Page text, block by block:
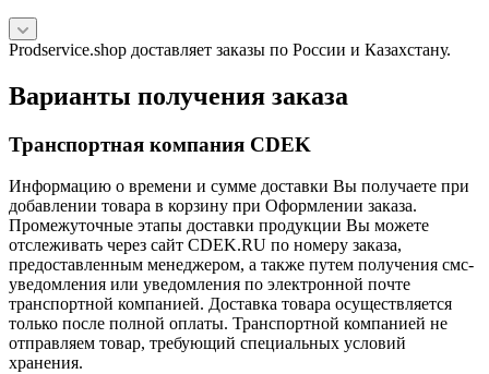
Prodservice.shop доставляет заказы по России и Казахстану.
Варианты получения заказа
Транспортная компания CDEK
Информацию о времени и сумме доставки Вы получаете при
добавлении товара в корзину при Оформлении заказа.
Промежуточные этапы доставки продукции Вы можете
отслеживать через сайт CDEK.RU по номеру заказа,
предоставленным менеджером, а также путем получения смс-
уведомления или уведомления по электронной почте
транспортной компанией. Доставка товара осуществляется
только после полной оплаты. Транспортной компанией не
отправляем товар, требующий специальных условий
хранения.